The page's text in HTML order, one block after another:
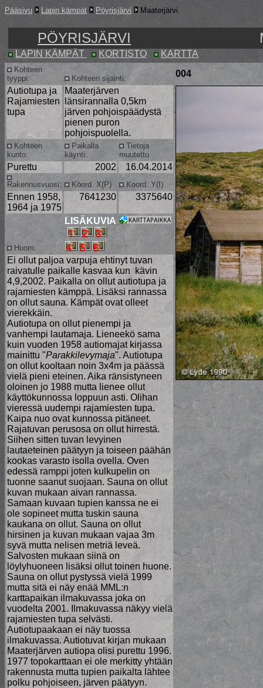
Pääsivu Lapin kämpät Pöyrisjärvi Maaterjärvi
PÖYRISJÄRVI
LAPIN KÄMPÄT KORTISTO KARTTA
Kohteen
tyyppi:
Kohteen sijainti:
004
Autiotupa ja
Rajamiesten
tupa
Maaterjärven
länsirannalla 0,5km
järven pohjoispäädystä
pienen puron
pohjoispuolella.
Kohteen
kunto:
Paikalla
käynti:
Tietoja
muutettu
Purettu 2002 16.04.2014
Rakennusvuosi: Koord. X(P) Koord. Y(I)
Ennen 1958,
1964 ja 1975
7641230 3375640
Huom:
LISÄKUVIA
Ei ollut paljoa varpuja ehtinyt tuvan
raivatulle paikalle kasvaa kun kävin
4,9,2002. Paikalla on ollut autiotupa ja
rajamiesten kämppä. Lisäksi rannassa
on ollut sauna. Kämpät ovat olleet
vierekkäin.
Autiotupa on ollut pienempi ja
vanhempi lautamaja. Lieneekö sama
kuin vuoden 1958 autiomajat kirjassa
mainittu "Parakkilevymaja". Autiotupa
on ollut kooltaan noin 3x4m ja päässä
vielä pieni eteinen. Aika ränsistyneen
oloinen jo 1988 mutta lienee ollut
käyttökunnossa loppuun asti. Olihan
vieressä uudempi rajamiesten tupa.
Kaipa nuo ovat kunnossa pitäneet.
Rajatuvan perusosa on ollut hirrestä.
Siihen sitten tuvan levyinen
lautaeteinen päätyyn ja toiseen päähän
kookas varasto isolla ovella. Oven
edessä ramppi joten kulkupelin on
tuonne saanut suojaan. Sauna on ollut
kuvan mukaan aivan rannassa.
Samaan kuvaan tupien kanssa ne ei
ole sopineet mutta tuskin sauna
kaukana on ollut. Sauna on ollut
hirsinen ja kuvan mukaan vajaa 3m
syvä mutta nelisen metriä leveä.
Salvosten mukaan siinä on
löylyhuoneen lisäksi ollut toinen huone.
Sauna on ollut pystyssä vielä 1999
mutta sitä ei näy enää MML:n
karttapaikan ilmakuvassa joka on
vuodelta 2001. Ilmakuvassa näkyy vielä
rajamiesten tupa selvästi.
Autiotupaakaan ei näy tuossa
ilmakuvassa. Autiotuvat kirjan mukaan
Maaterjärven autiopa olisi purettu 1996.
1977 topokarttaan ei ole merkitty yhtään
rakennusta mutta tupien paikalta lähtee
polku pohjoiseen, järven päätyyn.